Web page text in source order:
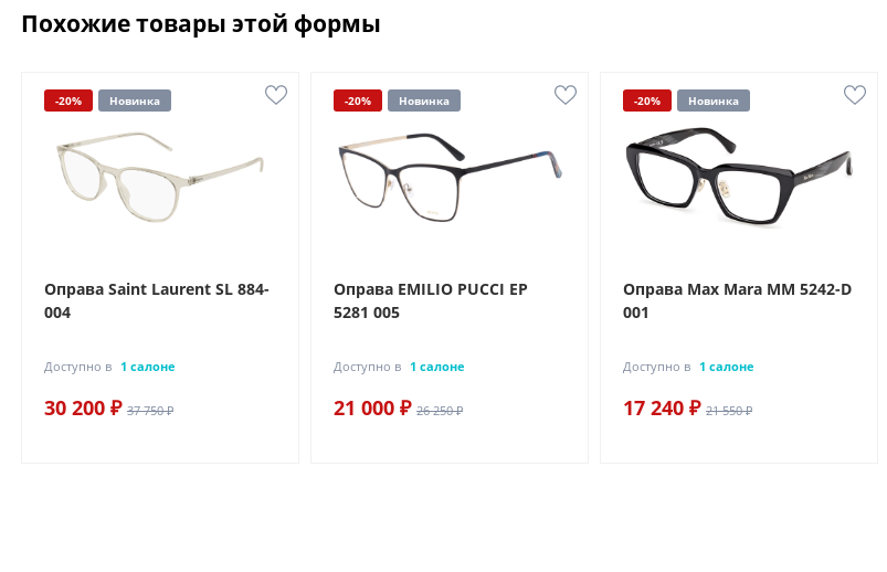
Похожие товары этой формы
-20% Новинка
Оправа Saint Laurent SL 884-
004
Доступно в 1 салоне
30 200 ₽ 37 750 ₽
-20% Новинка
Оправа EMILIO PUCCI EP
5281 005
Доступно в 1 салоне
21 000 ₽ 26 250 ₽
-20% Новинка
Оправа Max Mara MM 5242-D
001
Доступно в 1 салоне
17 240 ₽ 21 550 ₽